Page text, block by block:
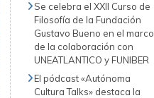
Se celebra el XXII Curso de
Filosofía de la Fundación
Gustavo Bueno en el marco
de la colaboración con
UNEATLANTICO y FUNIBER
El pódcast «Autónoma
Cultura Talks» destaca la